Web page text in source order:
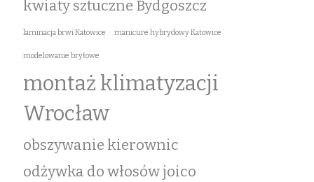
kwiaty sztuczne Bydgoszcz
laminacja brwi Katowice manicure hybrydowy Katowice
modelowanie bryłowe
montaż klimatyzacji
Wrocław
obszywanie kierownic
odżywka do włosów joico